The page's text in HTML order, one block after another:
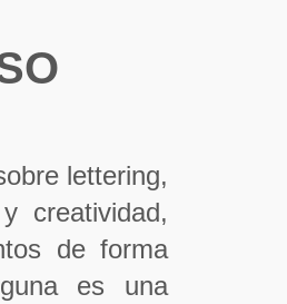
lettering,
creatividad,
de forma
es una